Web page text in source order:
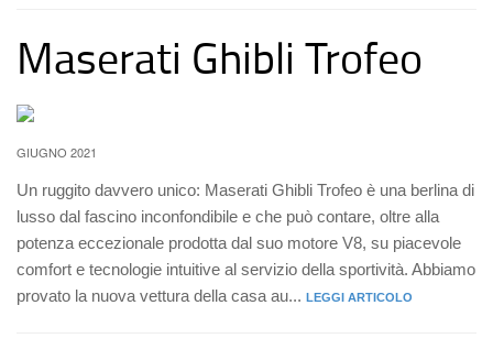
Maserati Ghibli Trofeo
GIUGNO 2021
Un ruggito davvero unico: Maserati Ghibli Trofeo è una berlina di
lusso dal fascino inconfondibile e che può contare, oltre alla
potenza eccezionale prodotta dal suo motore V8, su piacevole
comfort e tecnologie intuitive al servizio della sportività. Abbiamo
provato la nuova vettura della casa au... LEGGI ARTICOLO